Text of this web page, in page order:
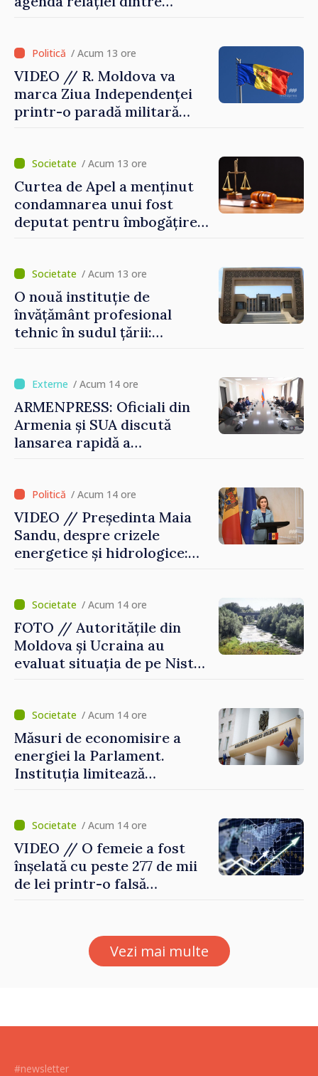
/ Acum 13 ore
VIDEO // R. Moldova va
marca Ziua Independenței
printr-o paradă militară
eforturile pentru
consolidarea capacităților
de apărare”
/ Acum 13 ore
Curtea de Apel a menținut
condamnarea unui fost
deputat pentru îmbogățire
de lei
/ Acum 13 ore
O nouă instituție de
învățământ profesional
tehnic în sudul țării:
turc la Comrat
/ Acum 14 ore
ARMENPRESS: Oficiali din
Armenia și SUA discută
lansarea rapidă a
/ Acum 14 ore
VIDEO // Președinta Maia
Sandu, despre crizele
energetice și hidrologice:
consecințele”/ Acum 14 ore
FOTO // Autoritățile din
Moldova și Ucraina au
evaluat situația de pe Nistru
/ Acum 14 ore
Măsuri de economisire a
energiei la Parlament.
Instituția limitează
/ Acum 14 ore
VIDEO // O femeie a fost
înșelată cu peste 277 de mii
de lei printr-o falsă
Vezi mai multe
#newsletter